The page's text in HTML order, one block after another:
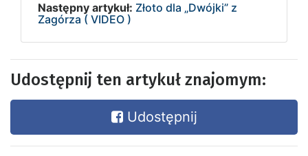
Następny artykuł: Złoto dla „Dwójki” z
Zagórza ( VIDEO )
Udostępnij ten artykuł znajomym:
Udostępnij